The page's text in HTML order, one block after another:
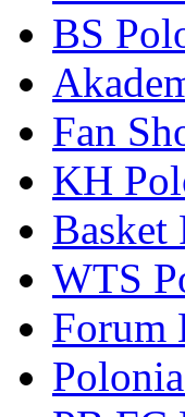
BS
Fan
KH
Basket
WTS
Forum